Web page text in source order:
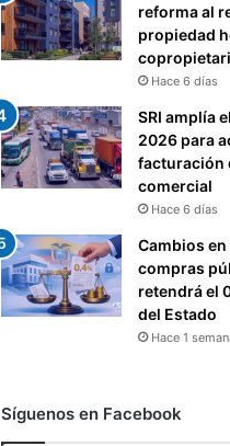
reforma al
propiedad
Hace 6 días
SRI amplía
2026 para
facturación
comercial
Hace 6 días
Cambios
compras
retendrá el
del Estado
Hace 1
Síguenos en Facebook